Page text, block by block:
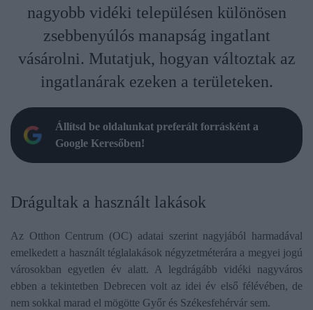
nagyobb vidéki településen különösen
zsebbenyúlós manapság ingatlant
vásárolni. Mutatjuk, hogyan változtak az
ingatlanárak ezeken a területeken.
Állítsd be oldalunkat preferált forrásként a
Google Keresőben!
Drágultak a használt lakások
Az Otthon Centrum (OC) adatai szerint nagyjából harmadával
emelkedett a használt téglalakások négyzetméterára a megyei jogú
városokban egyetlen év alatt. A legdrágább vidéki nagyváros
ebben a tekintetben Debrecen volt az idei év első félévében, de
nem sokkal marad el mögötte Győr és Székesfehérvár sem.